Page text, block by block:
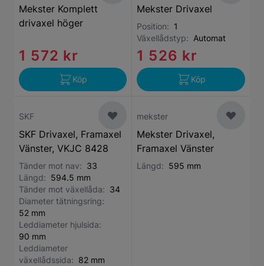
Mekster Komplett
drivaxel höger
1 572 kr
Köp
Mekster Drivaxel
Position: 1
Växellådstyp: Automat
1 526 kr
Köp
SKF
SKF Drivaxel, Framaxel
Vänster, VKJC 8428
Tänder mot nav: 33
Längd: 594.5 mm
Tänder mot växellåda: 34
Diameter tätningsring:
52 mm
Leddiameter hjulsida:
90 mm
Leddiameter
växellådssida: 82 mm
mekster
Mekster Drivaxel,
Framaxel Vänster
Längd: 595 mm